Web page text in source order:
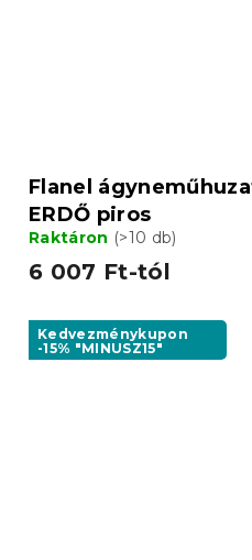
Flanel
ERDŐ piros
Raktáron (>10 db)
6 007 Ft-tól
Kedvezménykupon
-15% "MINUSZ15"